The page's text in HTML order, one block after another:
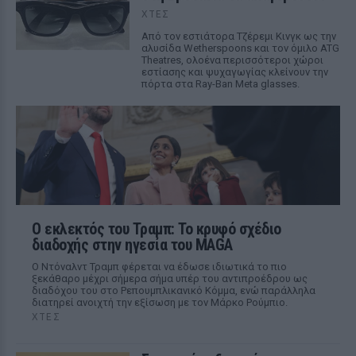
ΧΤΕΣ
Από τον εστιάτορα Τζέρεμι Κινγκ ως την
αλυσίδα Wetherspoons και τον όμιλο ATG
Theatres, ολοένα περισσότεροι χώροι
εστίασης και ψυχαγωγίας κλείνουν την
πόρτα στα Ray-Ban Meta glasses.
Ο εκλεκτός του Τραμπ: Το κρυφό σχέδιο
διαδοχής στην ηγεσία του MAGA
Ο Ντόναλντ Τραμπ φέρεται να έδωσε ιδιωτικά το πιο
ξεκάθαρο μέχρι σήμερα σήμα υπέρ του αντιπροέδρου ως
διαδόχου του στο Ρεπουμπλικανικό Κόμμα, ενώ παράλληλα
διατηρεί ανοιχτή την εξίσωση με τον Μάρκο Ρούμπιο.
ΧΤΕΣ